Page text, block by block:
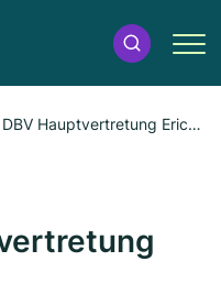
Hauptvertretung Eric